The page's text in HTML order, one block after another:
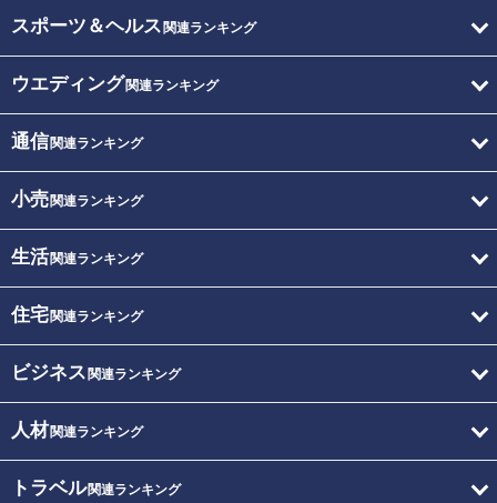
スポーツ＆ヘルス 関連ランキング
ウエディング関連ランキング
通信関連ランキング
小売関連ランキング
生活関連ランキング
住宅関連ランキング
ビジネス 関連ランキング
人材関連ランキング
トラベル関連ランキング